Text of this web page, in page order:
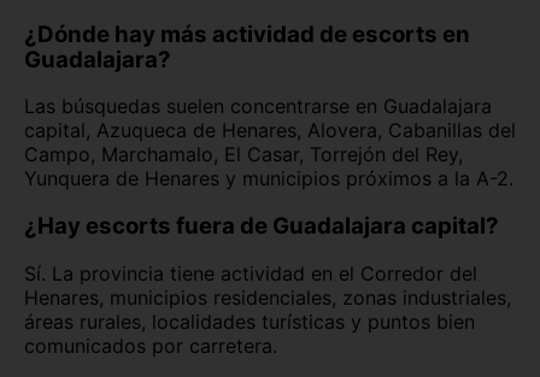
¿Dónde hay más actividad de escorts en
Guadalajara?
Las búsquedas suelen concentrarse en Guadalajara
capital, Azuqueca de Henares, Alovera, Cabanillas del
Campo, Marchamalo, El Casar, Torrejón del Rey,
Yunquera de Henares y municipios próximos a la A-2.
¿Hay escorts fuera de Guadalajara capital?
Sí. La provincia tiene actividad en el Corredor del
Henares, municipios residenciales, zonas industriales,
áreas rurales, localidades turísticas y puntos bien
comunicados por carretera.